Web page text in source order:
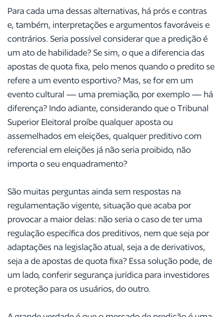
Para cada uma dessas alternativas, há prós e contras
e, também, interpretações e argumentos favoráveis e
contrários. Seria possível considerar que a predição é
um ato de habilidade? Se sim, o que a diferencia das
apostas de quota fixa, pelo menos quando o predito se
refere a um evento esportivo? Mas, se for em um
evento cultural — uma premiação, por exemplo — há
diferença? Indo adiante, considerando que o Tribunal
Superior Eleitoral proíbe qualquer aposta ou
assemelhados em eleições, qualquer preditivo com
referencial em eleições já não seria proibido, não
importa o seu enquadramento?
São muitas perguntas ainda sem respostas na
regulamentação vigente, situação que acaba por
provocar a maior delas: não seria o caso de ter uma
regulação específica dos preditivos, nem que seja por
adaptações na legislação atual, seja a de derivativos,
seja a de apostas de quota fixa? Essa solução pode, de
um lado, conferir segurança jurídica para investidores
e proteção para os usuários, do outro.